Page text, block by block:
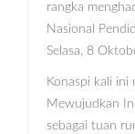
rangka
Nasional
Selasa, 8
Konaspi kali ini
Mewujudkan
sebagai tuan